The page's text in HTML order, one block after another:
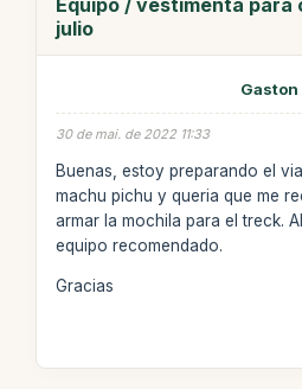
Equipo / vestimenta para
julio
Gaston
30 de mai. de 2022 11:33
Buenas, estoy preparando el
machu pichu y queria que me
armar la mochila para el treck.
equipo recomendado.
Gracias